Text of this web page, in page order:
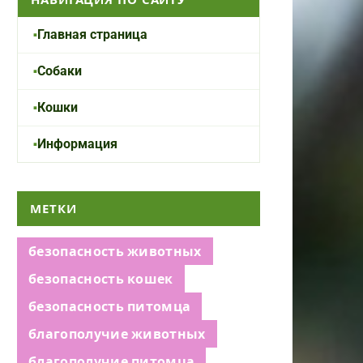
Главная страница
Собаки
Кошки
Информация
МЕТКИ
безопасность животных
безопасность кошек
безопасность питомца
благополучие животных